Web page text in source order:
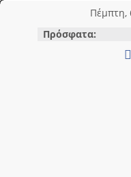
Μετάβαση
περιεχόμενο
Πέμπτη,
Πρόσφατα: